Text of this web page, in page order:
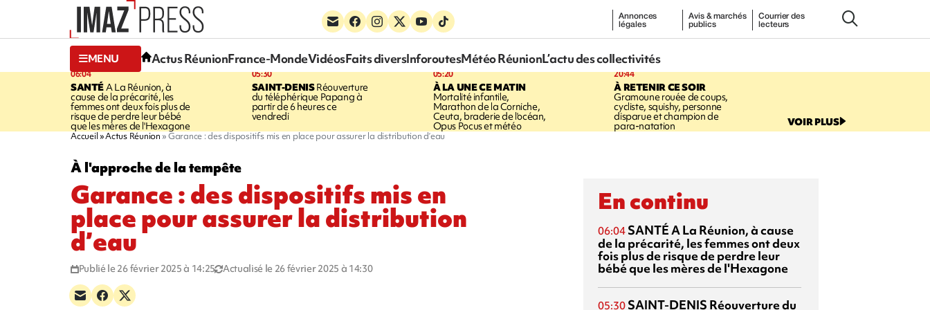
Annonces
légales
Avis & marchés
publics
Courrier des
lecteurs
MENU Actus RéunionFrance-MondeVidéosFaits diversInforoutesMétéo RéunionL’actu des collectivités
06:04
SANTÉ A La Réunion, à
cause de la précarité, les
femmes ont deux fois plus de
risque de perdre leur bébé
que les mères de l'Hexagone
05:30
SAINT-DENISRéouverture
du téléphérique Papang à
partir de 6 heures ce
vendredi
05:20
À LA UNE CE MATIN
Mortalité infantile,
Marathon de la Corniche,
Ceuta, braderie de l'océan,
Opus Pocus et météo
20:44
À RETENIR CE SOIR
Gramoune rouée de coups,
cycliste, squishy, personne
disparue et champion de
para-natation VOIR PLUS
Accueil Actus Réunion Garance : des dispositifs mis en place pour assurer la distribution d’eau
À l'approche de la tempête
Garance : des dispositifs mis en
place pour assurer la distribution
d’eau
Publié le 26 février 2025 à 14:25 Actualisé le 26 février 2025 à 14:30
En continu
06:04 SANTÉA La Réunion, à cause
de la précarité, les femmes ont deux
fois plus de risque de perdre leur
bébé que les mères de l'Hexagone
05:30 SAINT-DENIS Réouverture du